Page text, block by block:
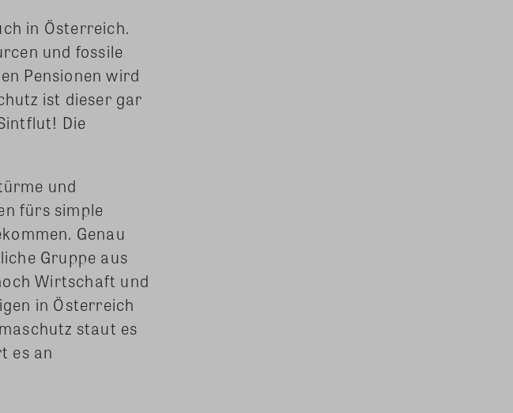
in Österreich.
und fossile
Pensionen wird
ist dieser gar
Die
und
fürs simple
Genau
Gruppe aus
Wirtschaft und
in Österreich
staut es
es an